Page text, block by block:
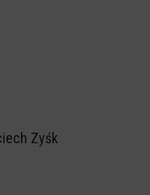
Zyśk